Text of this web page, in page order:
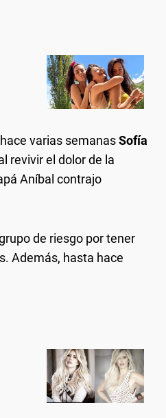
varias semanasSofía
revivir el dolor de la
Aníbal contrajo
de riesgo por tener
Además, hasta hace